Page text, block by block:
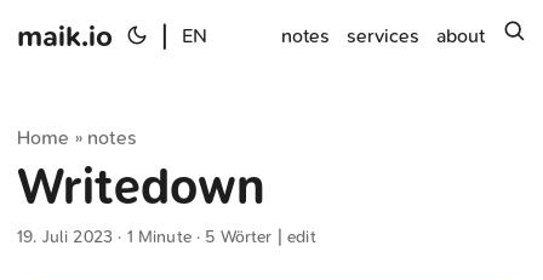
maik.io EN notes services about
Home » notes
Writedown
19. Juli 2023 · 1 Minute · 5 Wörter |edit